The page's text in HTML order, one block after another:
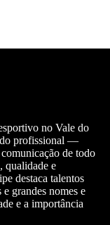
no Vale do
profissional —
de todo
qualidade e
destaca talentos
grandes nomes e
e a importância